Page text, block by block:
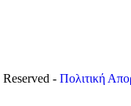
- Πολιτική